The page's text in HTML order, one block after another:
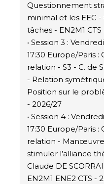
Questionnement
minimal et les EEC
tâches - EN2M1
• Session 3 :
17:30 Europe/Paris
relation - S3 - C. de
- Relation
Position sur le
- 2026/27
• Session 4 :
17:30 Europe/Paris
relation -
stimuler l’alliance
Claude DE
EN2M1 ENE2 CTS -